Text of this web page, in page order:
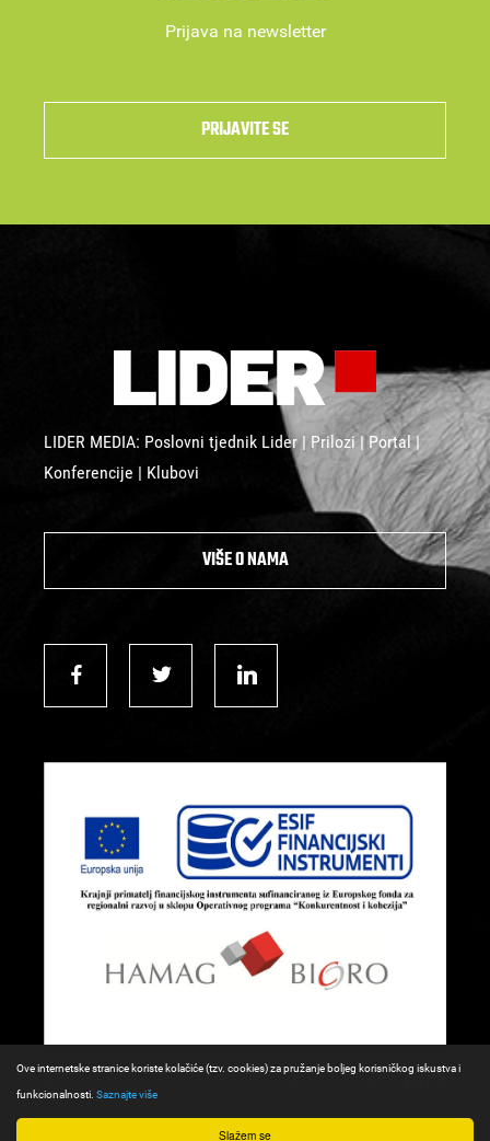
Slažem se
Ove internetske stranice koriste kolačiće (tzv. cookies) za pružanje boljeg korisničkog iskustva i
funkcionalnosti. Saznajte više
Prijava na newsletter
PRIJAVITE SE
LIDER MEDIA: Poslovni tjednik Lider | Prilozi | Portal |
Konferencije | Klubovi
VIŠE O NAMA
© Lider media, 2017.